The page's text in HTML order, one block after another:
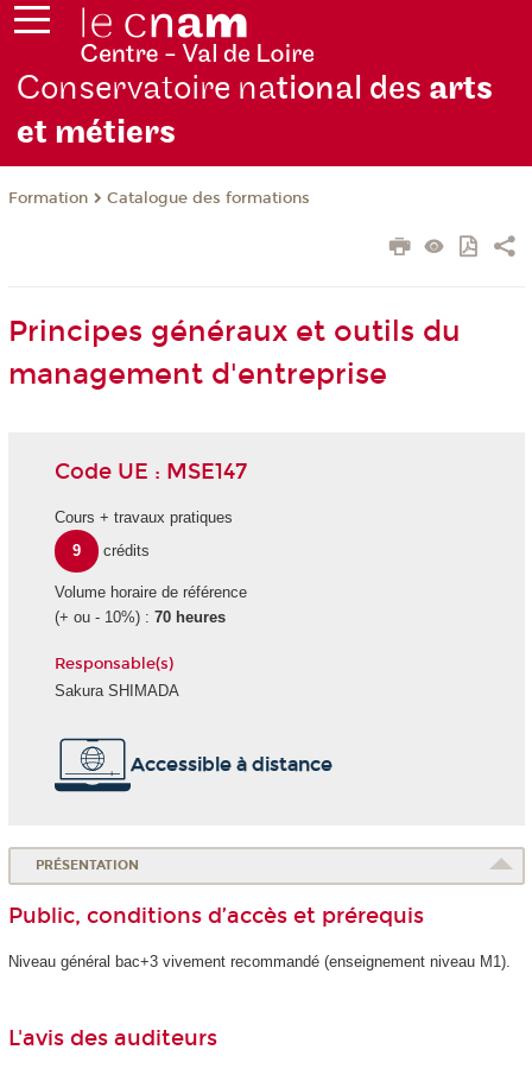
Conservatoire national des arts
et métiers
Formation Catalogue des formations
Principes généraux et outils du
management d'entreprise
Code UE : MSE147
Cours + travaux pratiques
9
crédits
Volume horaire de référence
(+ ou - 10%) : 70 heures
Responsable(s)
Sakura SHIMADA
Accessible à distance
PRÉSENTATION
Public, conditions d’accès et prérequis
Niveau général bac+3 vivement recommandé (enseignement niveau M1).
L'avis des auditeurs